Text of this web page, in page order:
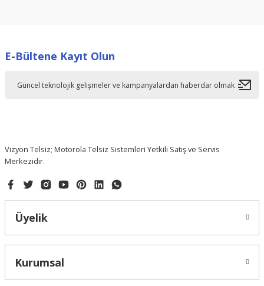
Ürün resmi kalitesiz, bozuk veya görüntülenemiyor.
E-Bültene Kayıt Olun
Vizyon Telsiz; Motorola Telsiz Sistemleri Yetkili Satış ve Servis
Merkezidir.
Üyelik
Kurumsal